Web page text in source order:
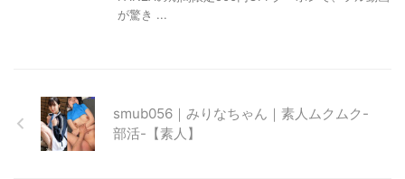
が驚き ...
smub056｜みりなちゃん｜素人ムクムク-
部活-【素人】